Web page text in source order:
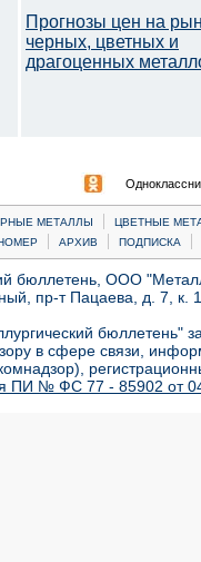
Прогнозы цен на
черных, цветных и
драгоценных
МЕТАЛЛЫ |
ЦВЕТНЫЕ
| АРХИВ | ПОДПИСКА |
бюллетень, ООО
пр-т Пацаева, д. 7,
бюллетень"
в сфере связи,
ПИ № ФС 77 - 85902 от 04